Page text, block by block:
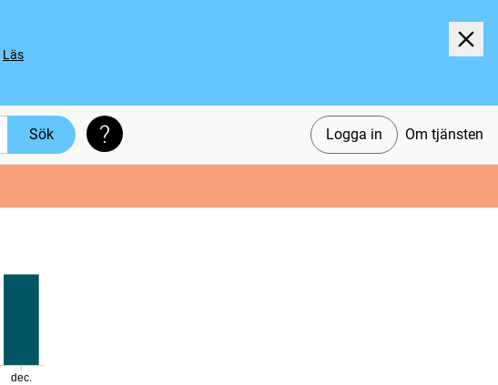
Läs
Logga in Om tjänsten
Sök Söktips
dec.